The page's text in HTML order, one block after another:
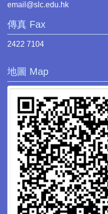
email@slc.edu.hk
傳真 Fax
2422 7104
地圖 Map